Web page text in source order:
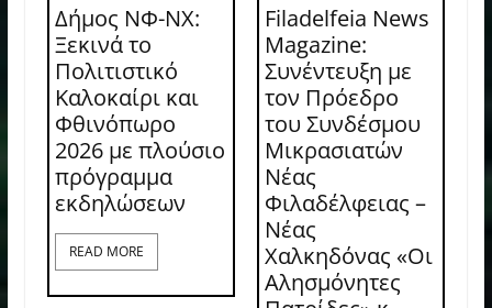
Δήμος ΝΦ-ΝΧ:
Ξεκινά το
Πολιτιστικό
Καλοκαίρι και
Φθινόπωρο
2026 με πλούσιο
πρόγραμμα
εκδηλώσεων
READ MORE
Filadelfeia News
Magazine:
Συνέντευξη με
τον Πρόεδρο
του Συνδέσμου
Μικρασιατών
Νέας
Φιλαδέλφειας –
Νέας
Χαλκηδόνας «Οι
Αλησμόνητες